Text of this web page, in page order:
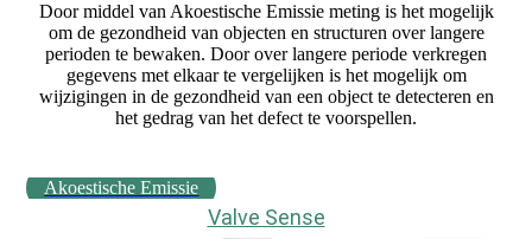
Door middel van Akoestische Emissie meting is het mogelijk
om de gezondheid van objecten en structuren over langere
perioden te bewaken. Door over langere periode verkregen
gegevens met elkaar te vergelijken is het mogelijk om
wijzigingen in de gezondheid van een object te detecteren en
het gedrag van het defect te voorspellen.
Akoestische Emissie
Valve Sense